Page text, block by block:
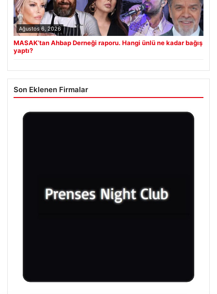
Ağustos 6, 2026
MASAK’tan Ahbap Derneği raporu. Hangi ünlü ne kadar bağış
yaptı?
Son Eklenen Firmalar